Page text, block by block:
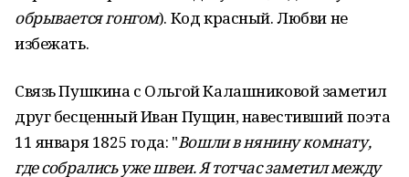
обрывается гонгом). Код красный. Любви не
избежать.
Связь Пушкина с Ольгой Калашниковой заметил
друг бесценный Иван Пущин, навестивший поэта
11 января 1825 года: "Вошли в нянину комнату,
где собрались уже швеи. Я тотчас заметил между